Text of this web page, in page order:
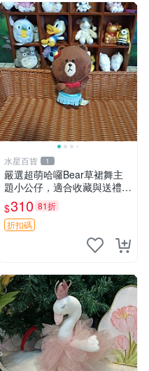
水星百貨 1
嚴選超萌哈囉Bear草裙舞主
題小公仔，適合收藏與送禮 1
00 克 哈囉Bear 草裙舞
$310 81折
折扣碼